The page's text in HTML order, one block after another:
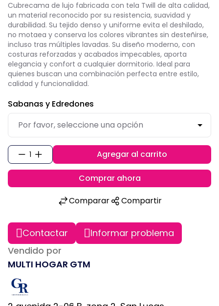
Cubrecama de lujo fabricada con tela Twill de alta calidad,
un material reconocido por su resistencia, suavidad y
durabilidad. Su tejido denso y uniforme evita el deshilado,
no motaea y conserva los colores vibrantes sin desteñirse,
incluso tras múltiples lavadas. Su diseño moderno, con
costuras reforzadas y acabados impecables, aporta
elegancia y confort a cualquier dormitorio. Ideal para
quienes buscan una combinación perfecta entre estilo,
calidad y funcionalidad.
Sabanas y Edredones
1 Agregar al carrito
Comprar ahora
Comparar
Compartir
Contactar
Informar problema
Vendido por
MULTI HOGAR GTM